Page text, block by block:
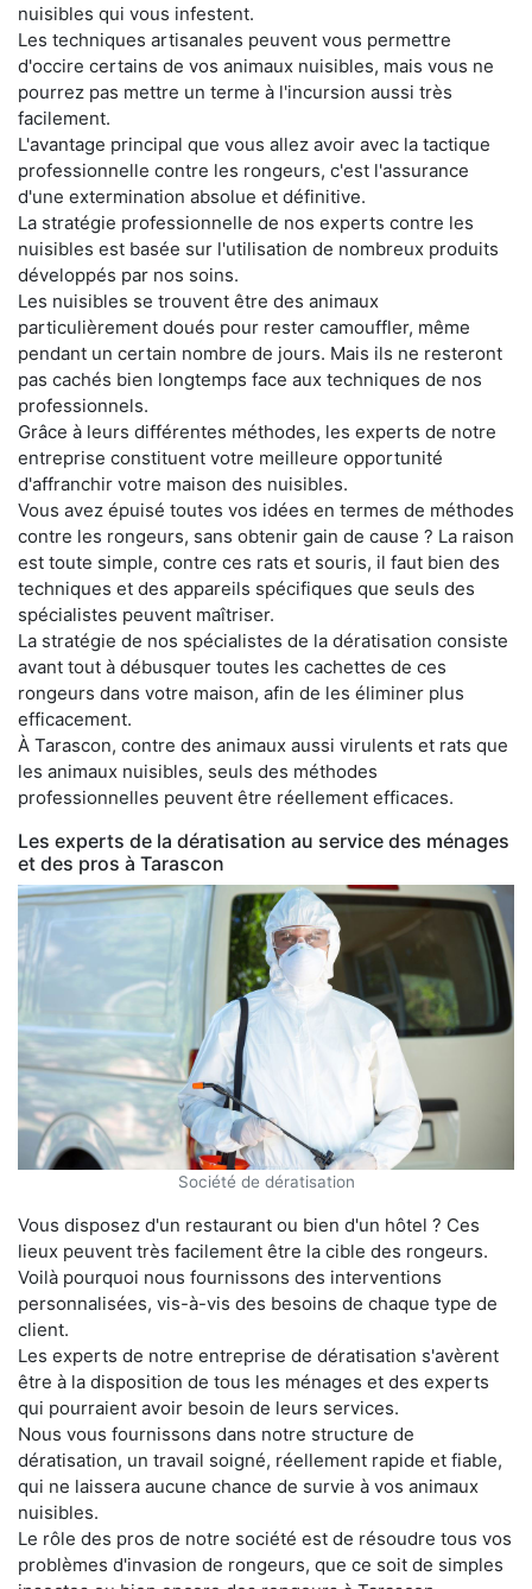
nuisibles qui vous infestent.
Les techniques artisanales peuvent vous permettre
d'occire certains de vos animaux nuisibles, mais vous ne
pourrez pas mettre un terme à l'incursion aussi très
facilement.
L'avantage principal que vous allez avoir avec la tactique
professionnelle contre les rongeurs, c'est l'assurance
d'une extermination absolue et définitive.
La stratégie professionnelle de nos experts contre les
nuisibles est basée sur l'utilisation de nombreux produits
développés par nos soins.
Les nuisibles se trouvent être des animaux
particulièrement doués pour rester camouffler, même
pendant un certain nombre de jours. Mais ils ne resteront
pas cachés bien longtemps face aux techniques de nos
professionnels.
Grâce à leurs différentes méthodes, les experts de notre
entreprise constituent votre meilleure opportunité
d'affranchir votre maison des nuisibles.
Vous avez épuisé toutes vos idées en termes de méthodes
contre les rongeurs, sans obtenir gain de cause ? La raison
est toute simple, contre ces rats et souris, il faut bien des
techniques et des appareils spécifiques que seuls des
spécialistes peuvent maîtriser.
La stratégie de nos spécialistes de la dératisation consiste
avant tout à débusquer toutes les cachettes de ces
rongeurs dans votre maison, afin de les éliminer plus
efficacement.
À Tarascon, contre des animaux aussi virulents et rats que
les animaux nuisibles, seuls des méthodes
professionnelles peuvent être réellement efficaces.
Les experts de la dératisation au service des ménages
et des pros à Tarascon
Société de dératisation
Vous disposez d'un restaurant ou bien d'un hôtel ? Ces
lieux peuvent très facilement être la cible des rongeurs.
Voilà pourquoi nous fournissons des interventions
personnalisées, vis-à-vis des besoins de chaque type de
client.
Les experts de notre entreprise de dératisation s'avèrent
être à la disposition de tous les ménages et des experts
qui pourraient avoir besoin de leurs services.
Nous vous fournissons dans notre structure de
dératisation, un travail soigné, réellement rapide et fiable,
qui ne laissera aucune chance de survie à vos animaux
nuisibles.
Le rôle des pros de notre société est de résoudre tous vos
problèmes d'invasion de rongeurs, que ce soit de simples